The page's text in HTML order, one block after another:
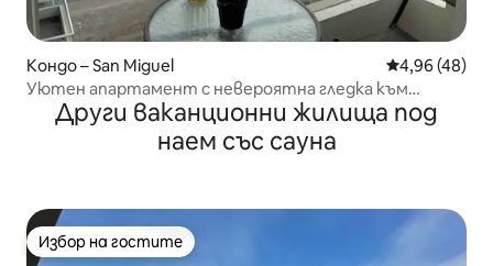
Кондо – San Miguel Средна
4,96 (48)
Уютен апартамент с невероятна гледка към
океана, 1 спалня
Други ваканционни жилища под
наем със сауна
Избор на гостите
Избор на гостите